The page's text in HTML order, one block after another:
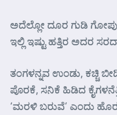
ಅದೆಲ್ಲೋ ದೂರ ಗುಡಿ
ಇಲ್ಲಿ ಇಷ್ಟು ಹತ್ತಿರ ಅದರ
ತಂಗಳನ್ನವ ಉಂಡು, ಕಚ್ಚಿ
ಪೊರಕೆ, ಸನಿಕೆ ಹಿಡಿದ
‘ಮರಳಿ ಬರುವೆ’ ಎಂದು